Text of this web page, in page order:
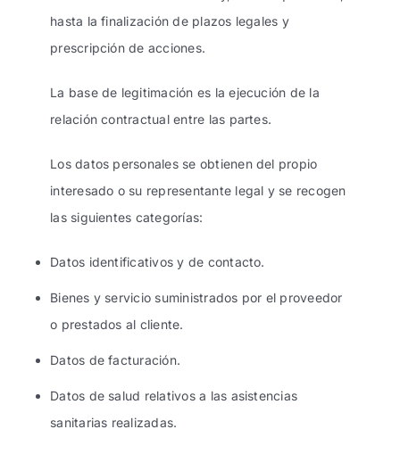
hasta la finalización de plazos legales y
prescripción de acciones.
La base de legitimación es la ejecución de la
relación contractual entre las partes.
Los datos personales se obtienen del propio
interesado o su representante legal y se recogen
las siguientes categorías:
Datos identificativos y de contacto.
Bienes y servicio suministrados por el proveedor
o prestados al cliente.
Datos de facturación.
Datos de salud relativos a las asistencias
sanitarias realizadas.